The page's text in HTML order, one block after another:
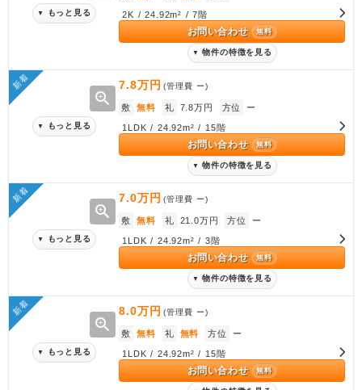
▼ もっと見る 2K / 24.92m² / 7階
お問い合わせ 無料
▼ 物件の特徴を見る
新着
zoom_in
▼ もっと見る
7.8万円 (管理費 ー)
敷 無料 礼 7.8万円 方位 ー
1LDK / 24.92m² / 15階
お問い合わせ 無料
▼ 物件の特徴を見る
新着
zoom_in
▼ もっと見る
7.0万円 (管理費 ー)
敷 無料 礼 21.0万円 方位 ー
1LDK / 24.92m² / 3階
お問い合わせ 無料
▼ 物件の特徴を見る
新着
zoom_in
▼ もっと見る
8.0万円 (管理費 ー)
敷 無料 礼 無料 方位 ー
1LDK / 24.92m² / 15階
お問い合わせ 無料